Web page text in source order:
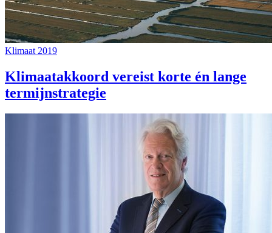
Klimaat 2019
Klimaatakkoord vereist korte én lange
termijnstrategie